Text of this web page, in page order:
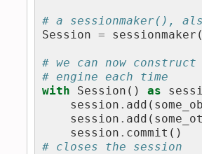
# a sessionmaker(),
Session = sessionmaker (
# we can now
# engine each time
with
Session () as
session . add (
session . add (
session . commit ()
# closes the session